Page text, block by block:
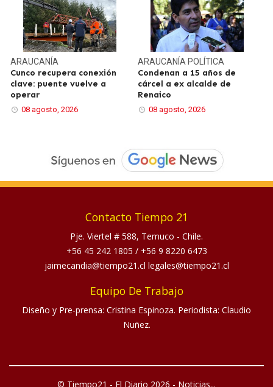
ARAUCANÍA
Cunco recupera conexión
clave: puente vuelve a
operar
08 agosto, 2026
ARAUCANÍA POLÍTICA
Condenan a 15 años de
cárcel a ex alcalde de
Renaico
08 agosto, 2026
Contacto Tiempo 21
Pje. Viertel # 588, Temuco - Chile.
+56 45 242 1805 / +56 9 8220 6473
jaimecandia@tiempo21.cl legales@tiempo21.cl
Equipo De Trabajo
Diseño y Pre-prensa: Cristina Espinoza. Periodista: Claudio
Nuñez.
© Tiempo21 - El Diario 2026 - Noticias...